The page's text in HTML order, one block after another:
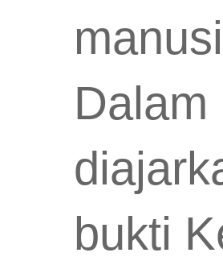
Dalam
bukti